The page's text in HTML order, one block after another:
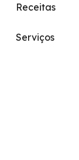
Receitas
Serviços